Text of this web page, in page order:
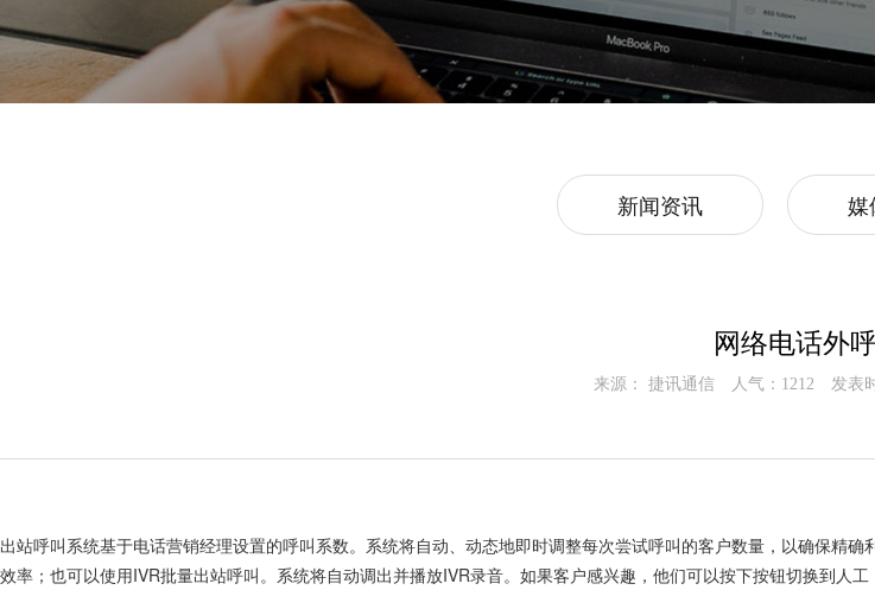
新闻资讯 媒
网络电话外
来源： 捷讯通信 人气： 1212 发表
出站呼叫系统基于电话营销经理设置的呼叫系数。系统将自动、动态地即时调整每次尝试呼叫的客户数量，以确保精
效率；也可以使用IVR批量出站呼叫。系统将自动调出并播放IVR录音。如果客户感兴趣，他们可以按下按钮切换到人工